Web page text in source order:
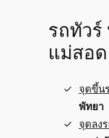
รถทัวร์
แม่สอด
จุดขึ้น
พัทยา
จุดลง